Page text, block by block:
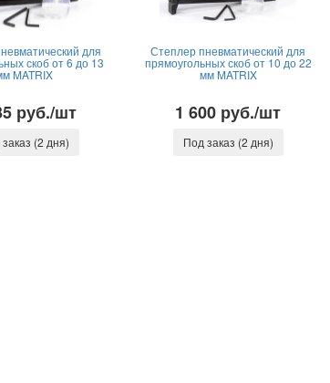
для
скоб от 6 до 13
MATRIX
руб./шт
(2 дня)
Степлер пневматический для
прямоугольных скоб от 10 до 22
мм MATRIX
1 600 руб./шт
Под заказ (2 дня)